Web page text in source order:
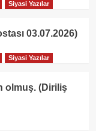
Siyasi Yazılar
03.07.2026)
Siyasi Yazılar
olmuş. (Diriliş